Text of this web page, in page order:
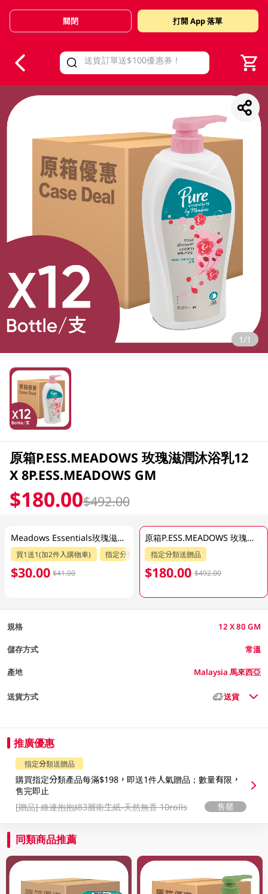
Valid Until 30 June 2026
關閉 打開 App 落單
1/1
原箱P.ESS.MEADOWS 玫瑰滋潤沐浴乳12
X 8P.ESS.MEADOWS GM
$180.00$492.00
Meadows Essentials玫瑰滋潤沐浴乳 1LT
買1送1(加2件入購物車) 指定分類送贈品
$30.00 $41.00
原箱P.ESS.MEADOWS 玫瑰滋潤沐浴乳12 X 8P.ESS.MEADOWS GM
指定分類送贈品
$180.00 $492.00
規格 12 X 80 GM
儲存方式 常溫
產地 Malaysia 馬來西亞
送貨方式 送貨
推廣優惠
指定分類送贈品
購買指定分類產品每滿$198，即送1件人氣贈品；數量有限，
售完即止
[贈品]維達抱抱綿3層衛生紙-天然無香 10rolls 售罄
同類商品推薦